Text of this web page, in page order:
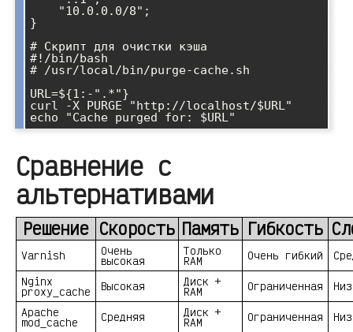
}
# Скрипт для очистки кэша
#!/bin/bash
# /usr/local/bin/purge-cache.sh
URL=${1:-".*"}
curl -X PURGE "http://localhost/$URL"
Сравнение с
альтернативами
Решение Скорость Память Гибкость
Varnish Очень
высокая
Только
RAM Очень гибкий
Nginx
proxy_cache Высокая Диск +
RAM Ограниченная
Apache
mod_cache Средняя Диск +
RAM Ограниченная